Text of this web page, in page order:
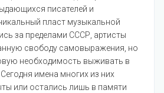
писателей и
пласт музыкальной
за пределами СССР, артисты
свободу самовыражения, но
необходимость выживать в
имена многих из них
или остались лишь в памяти